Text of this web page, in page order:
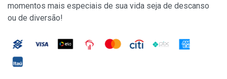
momentos mais especiais de sua vida seja de descanso
ou de diversão!